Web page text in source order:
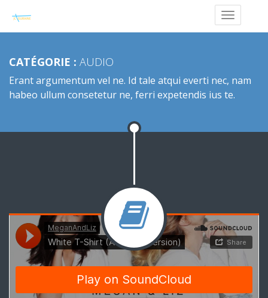
CATÉGORIE : AUDIO
Erant argumentum vel ne. Id tale atqui everti nec, nam
habeo ullum consetetur ne, ferri expetendis ius te.